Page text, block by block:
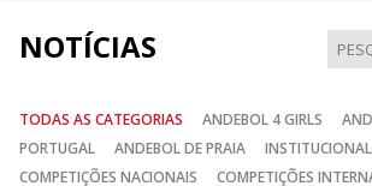
NOTÍCIAS
TODAS AS CATEGORIAS ANDEBOL 4 GIRLS
PORTUGAL
ANDEBOL DE PRAIA
INSTITUCIONAL
COMPETIÇÕES NACIONAIS
COMPETIÇÕES